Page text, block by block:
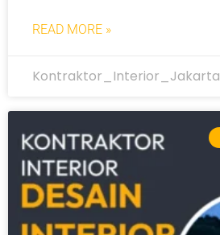
READ MORE »
Kontraktor_Interior_Jakarta